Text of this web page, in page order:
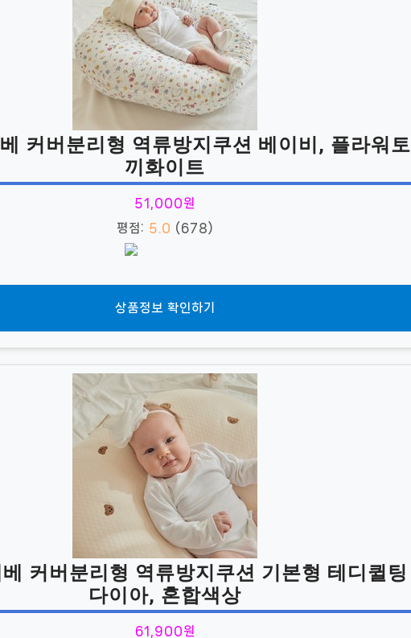
커버분리형 역류방지쿠션 베이비, 플라워토
끼화이트
51,000원
평점: 5.0 (678)
상품정보 확인하기
커버분리형 역류방지쿠션 기본형 테디퀼팅
다이아, 혼합색상
61,900원